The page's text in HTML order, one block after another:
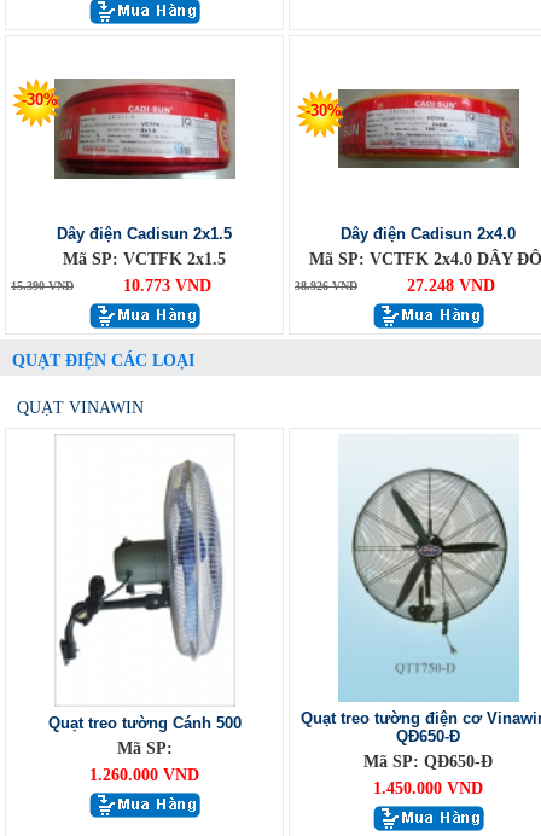
-30%
Dây điện Cadisun 2x1.5
Mã SP: VCTFK 2x1.5
15.390 VND 10.773 VND
-30%
Dây điện Cadisun 2x4.0
Mã SP: VCTFK 2x4.0 DÂY
38.926 VND 27.248 VND
QUẠT ĐIỆN CÁC LOẠI
QUẠT VINAWIN
Quạt treo tường Cánh 500
Mã SP:
1.260.000 VND
Quạt treo tường điện cơ
QĐ650-Đ
Mã SP: QĐ650-Đ
1.450.000 VND